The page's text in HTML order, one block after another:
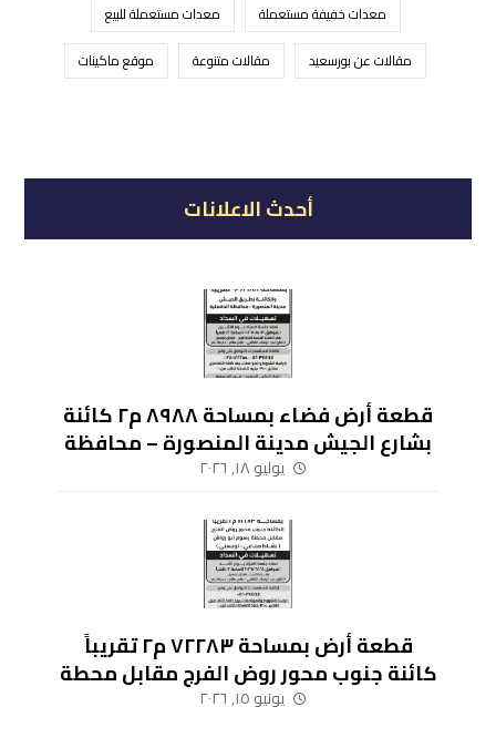
معدات خفيفة مستعملة
معدات مستعملة للبيع
مقالات عن بورسعيد
مقالات متنوعة موقع ماكينات
أحدث الاعلانات
قطعة أرض فضاء بمساحة ٨٩٨٨ م٢ كائنة
بشارع الجيش مدينة المنصورة – محافظة
الدقهلية
يوليو ١٨, ٢٠٢٦
قطعة أرض بمساحة ٧٢٢٨٣ م٢ تقريباً
كائنة جنوب محور روض الفرج مقابل محطة
رسوم أبو رواش (نشاط صناعي – لوجيستي)
يونيو ١٥, ٢٠٢٦